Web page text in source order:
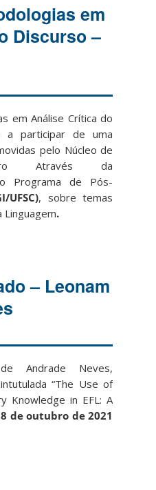
em
Discurso –
em Análise Crítica do
a participar de uma
pelo Núcleo de
Através da
Programa de Pós-
UFSC), sobre temas
.
– Leonam
Andrade Neves,
“The Use of
Knowledge in EFL: A
de outubro de 2021